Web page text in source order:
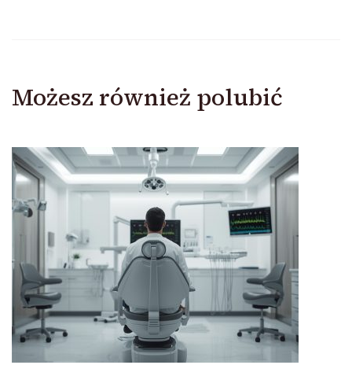
Możesz również polubić